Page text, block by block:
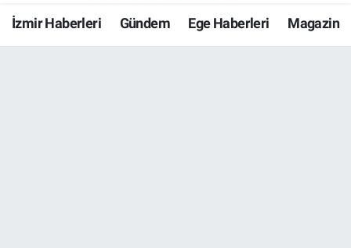
İzmir Haberleri Gündem Ege Haberleri Magazin
Resmi İlanlar